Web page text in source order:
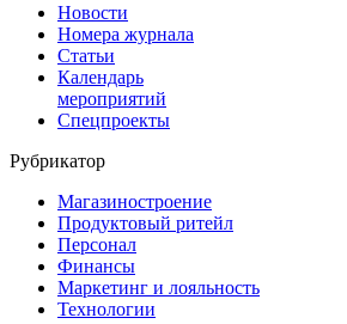
Новости
Номера журнала
Статьи
Календарь
мероприятий
Спецпроекты
Рубрикатор
Магазиностроение
Продуктовый ритейл
Персонал
Финансы
Маркетинг и лояльность
Технологии